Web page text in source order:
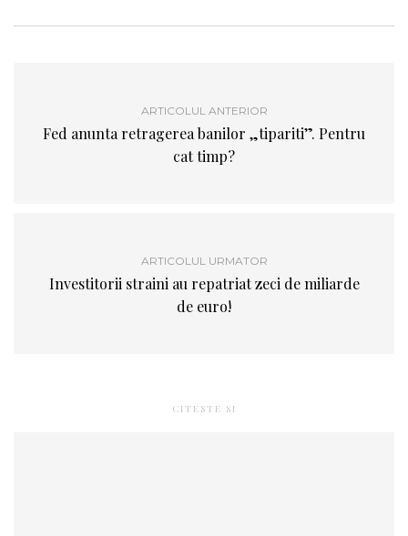
ARTICOLUL ANTERIOR
Fed anunta retragerea banilor „tipariti”. Pentru
cat timp?
ARTICOLUL URMATOR
Investitorii straini au repatriat zeci de miliarde
de euro!
CITESTE SI